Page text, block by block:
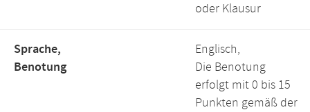
oder Klausur
Sprache,
Benotung
Englisch,
Die Benotung
erfolgt mit 0 bis 15
Punkten gemäß der